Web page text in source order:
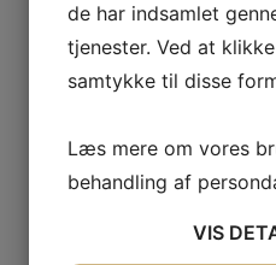
de har indsamlet
tjenester. Ved at
samtykke til disse
Læs mere om vores
behandling af
VIS